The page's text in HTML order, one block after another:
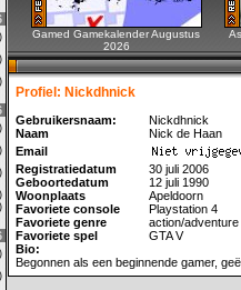
Gamed Gamekalender Augustus
2026
Profiel: Nickdhnick
Gebruikersnaam:
Nickdhnick
Naam
Nick de Haan
Email
Registratiedatum
30 juli 2006
Geboortedatum
12 juli 1990
Woonplaats
Apeldoorn
Favoriete console
Playstation 4
Favoriete genre
action/
Favoriete spel
GTA V
Bio:
Begonnen als een beginnende gamer,